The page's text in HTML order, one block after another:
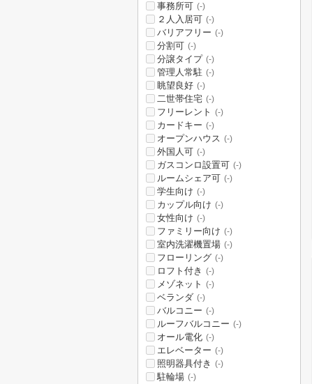
事務所可 (-)
２人入居可 (-)
バリアフリー (-)
分割可 (-)
分譲タイプ (-)
管理人常駐 (-)
眺望良好 (-)
二世帯住宅 (-)
フリーレント (-)
カードキー (-)
オープンハウス (-)
外国人可 (-)
ガスコンロ設置可 (-)
ルームシェア可 (-)
学生向け (-)
カップル向け (-)
女性向け (-)
ファミリー向け (-)
室内洗濯機置場 (-)
フローリング (-)
ロフト付き (-)
メゾネット (-)
ベランダ (-)
バルコニー (-)
ルーフバルコニー (-)
オール電化 (-)
エレベーター (-)
照明器具付き (-)
駐輪場 (-)